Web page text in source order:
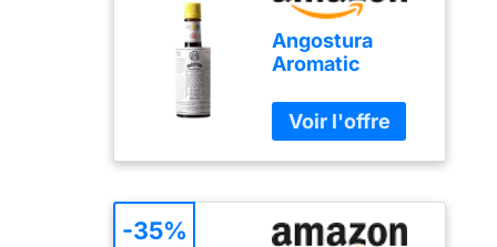
Angostura
Aromatic
(flacon de
200ml)
-35%